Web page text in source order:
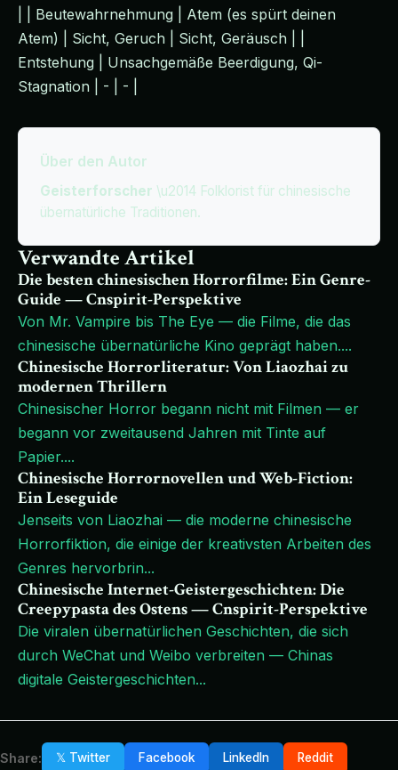
| | Beutewahrnehmung | Atem (es spürt deinen
Atem) | Sicht, Geruch | Sicht, Geräusch | |
Entstehung | Unsachgemäße Beerdigung, Qi-
Stagnation | - | - |
Über den Autor
Geisterforscher \u2014 Folklorist für chinesische
übernatürliche Traditionen.
Verwandte Artikel
Die besten chinesischen Horrorfilme: Ein Genre-
Guide — Cnspirit-Perspektive
Von Mr. Vampire bis The Eye — die Filme, die das
chinesische übernatürliche Kino geprägt haben....
Chinesische Horrorliteratur: Von Liaozhai zu
modernen Thrillern
Chinesischer Horror begann nicht mit Filmen — er
begann vor zweitausend Jahren mit Tinte auf
Papier....
Chinesische Horrornovellen und Web-Fiction:
Ein Leseguide
Jenseits von Liaozhai — die moderne chinesische
Horrorfiktion, die einige der kreativsten Arbeiten des
Genres hervorbrin...
Chinesische Internet-Geistergeschichten: Die
Creepypasta des Ostens — Cnspirit-Perspektive
Die viralen übernatürlichen Geschichten, die sich
durch WeChat und Weibo verbreiten — Chinas
digitale Geistergeschichten...
Share: 𝕏 Twitter Facebook LinkedIn Reddit